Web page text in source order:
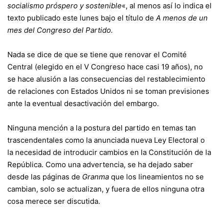
socialismo próspero y sostenible«, al menos así lo indica el
texto publicado este lunes bajo el título de A menos de un
mes del Congreso del Partido.
Nada se dice de que se tiene que renovar el Comité
Central (elegido en el V Congreso hace casi 19 años), no
se hace alusión a las consecuencias del restablecimiento
de relaciones con Estados Unidos ni se toman previsiones
ante la eventual desactivación del embargo.
Ninguna mención a la postura del partido en temas tan
trascendentales como la anunciada nueva Ley Electoral o
la necesidad de introducir cambios en la Constitución de la
República. Como una advertencia, se ha dejado saber
desde las páginas de Granma que los lineamientos no se
cambian, solo se actualizan, y fuera de ellos ninguna otra
cosa merece ser discutida.